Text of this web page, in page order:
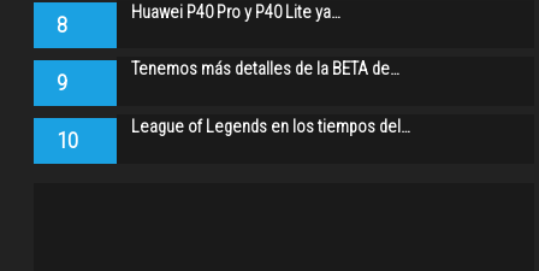
8 Huawei P40 Pro y P40 Lite ya…
9 Tenemos más detalles de la BETA de…
10 League of Legends en los tiempos del…